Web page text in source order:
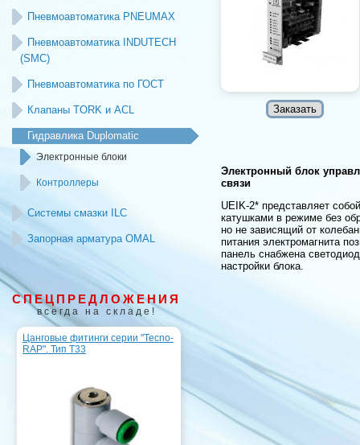
Пневмоавтоматика PNEUMAX
Пневмоавтоматика INDUTECH
(SMC)
Пневмоавтоматика по ГОСТ
Клапаны TORK и ACL
Гидравлика Duplomatic
Электронные блоки
Контроллеры
Системы смазки ILC
Запорная арматура OMAL
СПЕЦПРЕДЛОЖЕНИЯ
всегда на складе!
Цанговые фитинги серии "Tecno-
RAP". Тип T33
Электронный блок
связи
UEIK-2* представляет
катушками в режиме без
но не зависящий от
питания электромагнита
панель снабжена
настройки блока.